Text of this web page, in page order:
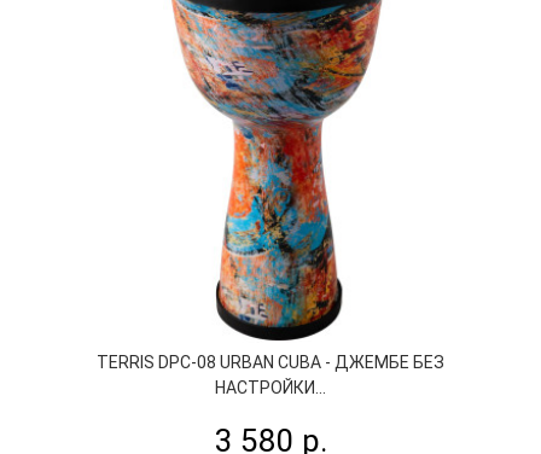
TERRIS DPC-08 URBAN CUBA - ДЖЕМБЕ БЕЗ
НАСТРОЙКИ...
3 580 р.